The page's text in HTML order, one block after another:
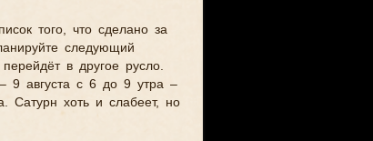
того, что сделано за
следующий
в другое русло.
9 августа с 6 до 9 утра –
Сатурн хоть и слабеет, но